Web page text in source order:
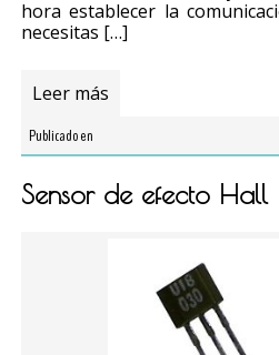
hora establecer la
necesitas […]
Leer más
Publicado en
Sensor de efecto Hall